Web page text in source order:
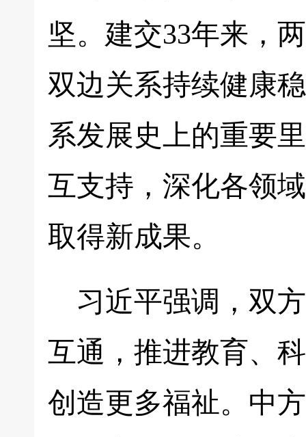
坚。建交33年来，
双边关系持续健康
系发展史上的重要
互支持，深化各领
取得新成果。
习近平强调，双
互通，推进教育、
创造更多福祉。中